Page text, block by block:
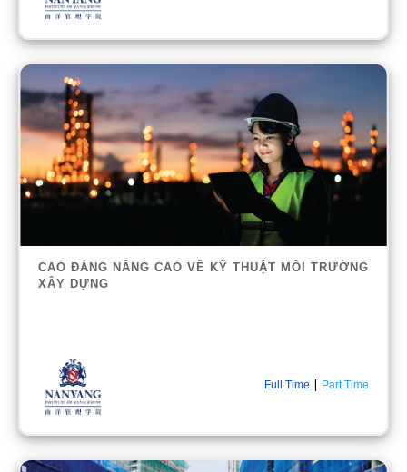
CAO ĐẲNG NÂNG CAO VỀ KỸ THUẬT MÔI TRƯỜNG
XÂY DỰNG
Full Time | Part Time